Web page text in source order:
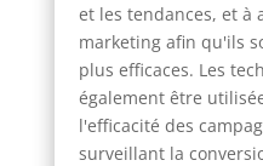
et les tendances, et à
marketing afin qu'ils
plus efficaces. Les
également être
l'efficacité des
surveillant la